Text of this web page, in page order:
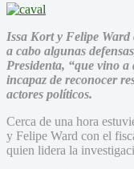
Issa Kort y Felipe
a cabo algunas
Presidenta, “que vino
incapaz de reconocer
actores políticos.
Cerca de una hora
y Felipe Ward con el
quien lidera la